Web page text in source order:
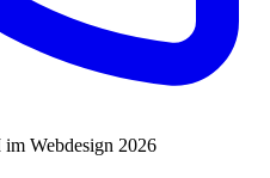
Webdesign 2026